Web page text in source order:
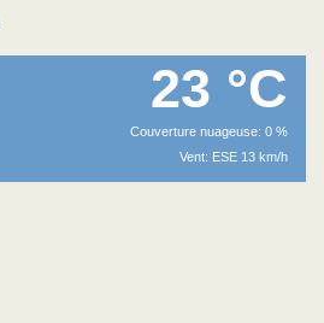
23 °C
Couverture nuageuse: 0 %
Vent: ESE 13 km/h